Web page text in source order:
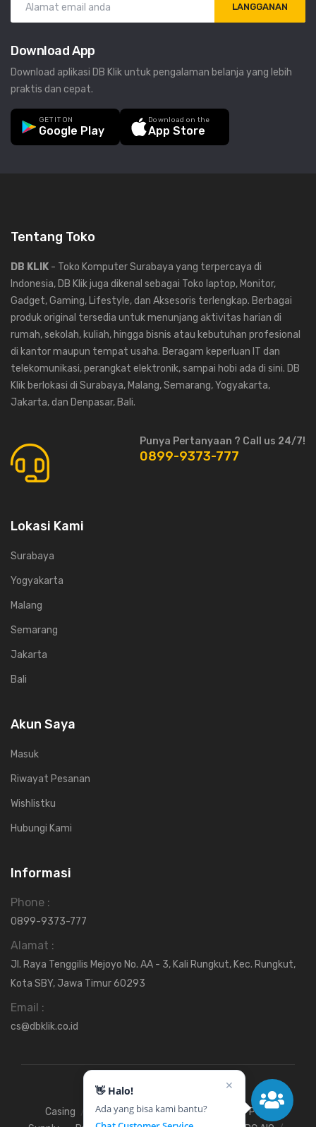
👋 Halo!
Ada yang bisa kami bantu?
✕
LANGGANAN
Download App
Download aplikasi DB Klik untuk pengalaman belanja yang lebih
praktis dan cepat.
GET IT ON
Google Play
Download on the
App Store
Tentang Toko
DB KLIK - Toko Komputer Surabaya yang terpercaya di
Indonesia, DB Klik juga dikenal sebagai Toko laptop, Monitor,
Gadget, Gaming, Lifestyle, dan Aksesoris terlengkap. Berbagai
produk original tersedia untuk menunjang aktivitas harian di
rumah, sekolah, kuliah, hingga bisnis atau kebutuhan profesional
di kantor maupun tempat usaha. Beragam keperluan IT dan
telekomunikasi, perangkat elektronik, sampai hobi ada di sini. DB
Klik berlokasi di Surabaya, Malang, Semarang, Yogyakarta,
Jakarta, dan Denpasar, Bali.
Punya Pertanyaan ? Call us 24/7!
0899-9373-777
Lokasi Kami
Surabaya
Yogyakarta
Malang
Semarang
Jakarta
Bali
Akun Saya
Masuk
Riwayat Pesanan
Wishlistku
Hubungi Kami
Informasi
Phone :
0899-9373-777
Alamat :
Jl. Raya Tenggilis Mejoyo No. AA - 3, Kali Rungkut, Kec. Rungkut,
Kota SBY, Jawa Timur 60293
Email :
cs@dbklik.co.id
Casing Fan Hardisk Motherboard
Power